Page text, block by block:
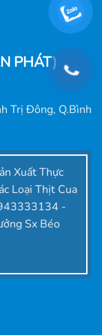
PHÁT)
Trị Đông, Q.Bình
Xuất Thực
Loại Thịt Cua
-
Sx Béo